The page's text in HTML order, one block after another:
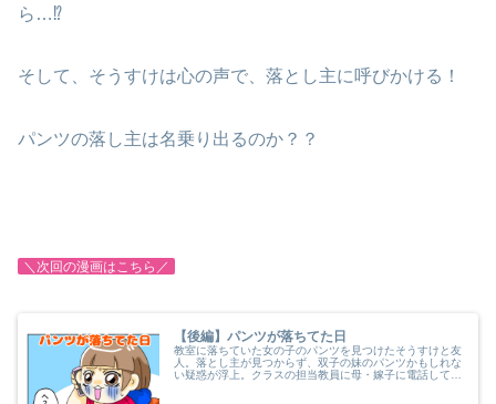
ら…⁉
そして、そうすけは心の声で、落とし主に呼びかける！
パンツの落し主は名乗り出るのか？？
＼次回の漫画はこちら／
【後編】パンツが落ちてた日
教室に落ちていた女の子のパンツを見つけたそうすけと友
人。落とし主が見つからず、双子の妹のパンツかもしれな
い疑惑が浮上。クラスの担当教員に母・嫁子に電話しても